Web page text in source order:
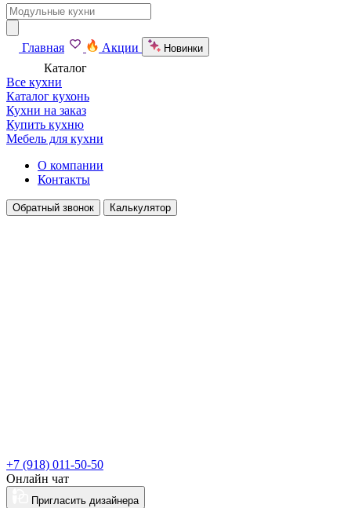
Главная Акции Новинки
Каталог
Все кухни
Каталог кухонь
Кухни на заказ
Купить кухню
Мебель для кухни
О компании
Контакты
Обратный звонок Калькулятор
+7 (918) 011-50-50
Онлайн чат
Пригласить дизайнера